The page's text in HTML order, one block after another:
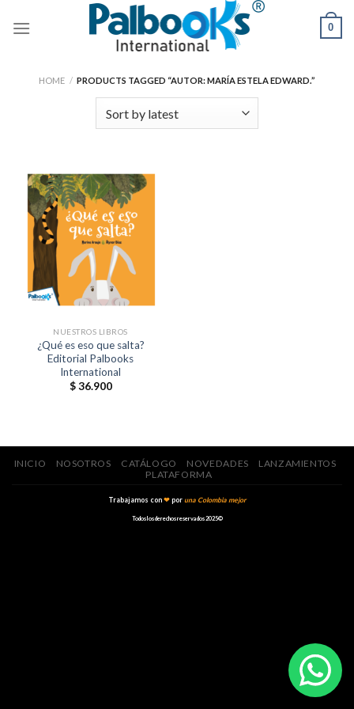
0
HOME / PRODUCTS TAGGED “AUTOR: MARÍA ESTELA EDWARD.”
NUESTROS LIBROS
¿Qué es eso que salta?
Editorial Palbooks
International
$36.900
INICIO NOSOTROS CATÁLOGO NOVEDADES
LANZAMIENTOS
PLATAFORMA
Trabajamos con❤poruna Colombia mejor
Todos los derechos reservados 2025©️